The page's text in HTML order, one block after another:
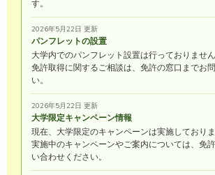
す。
2026年5月22日 更新
パンフレットの設置
大学内でのパンフレット設置は行っておりません
免許取得に関するご相談は、免許の窓口までお
い。
2026年5月22日 更新
大学限定キャンペーン情報
現在、大学限定のキャンペーンは実施しておりま
実施中のキャンペーンやご案内については、免
い合わせください。